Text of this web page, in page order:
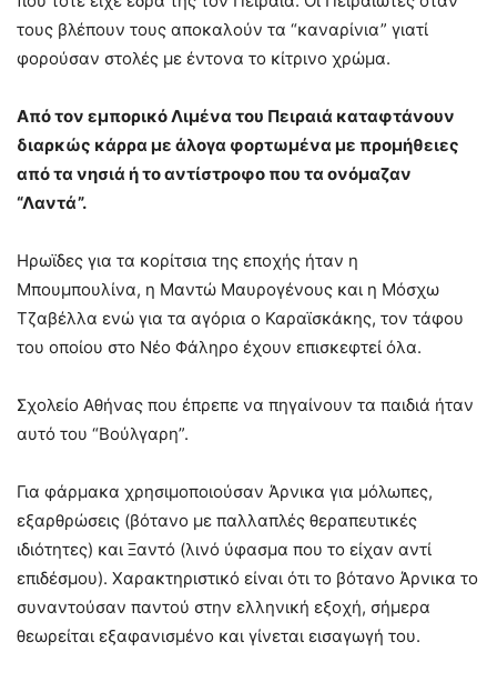
τους βλέπουν τους αποκαλούν τα “καναρίνια” γιατί
φορούσαν στολές με έντονα το κίτρινο χρώμα.
Από τον εμπορικό Λιμένα του Πειραιά καταφτάνουν
διαρκώς κάρρα με άλογα φορτωμένα με προμήθειες
από τα νησιά ή το αντίστροφο που τα ονόμαζαν
“Λαντά”.
Ηρωϊδες για τα κορίτσια της εποχής ήταν η
Μπουμπουλίνα, η Μαντώ Μαυρογένους και η Μόσχω
Τζαβέλλα ενώ για τα αγόρια ο Καραϊσκάκης, τον τάφου
του οποίου στο Νέο Φάληρο έχουν επισκεφτεί όλα.
Σχολείο Αθήνας που έπρεπε να πηγαίνουν τα παιδιά ήταν
αυτό του “Βούλγαρη”.
Για φάρμακα χρησιμοποιούσαν Άρνικα για μόλωπες,
εξαρθρώσεις (βότανο με παλλαπλές θεραπευτικές
ιδιότητες) και Ξαντό (λινό ύφασμα που το είχαν αντί
επιδέσμου). Χαρακτηριστικό είναι ότι το βότανο Άρνικα το
συναντούσαν παντού στην ελληνική εξοχή, σήμερα
θεωρείται εξαφανισμένο και γίνεται εισαγωγή του.